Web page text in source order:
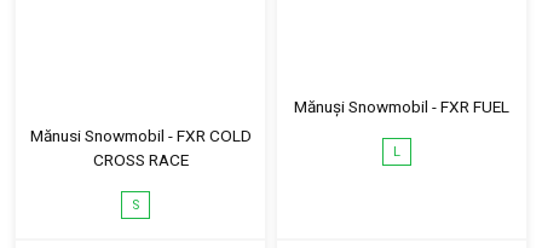
Mănusi Snowmobil - FXR COLD
CROSS RACE
S
Mănuși Snowmobil - FXR FUEL
L